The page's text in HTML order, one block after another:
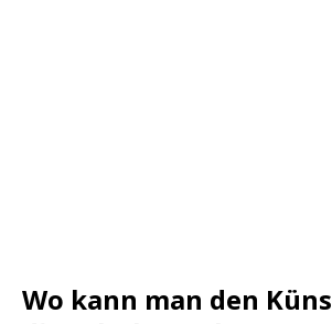
Wo kann man den